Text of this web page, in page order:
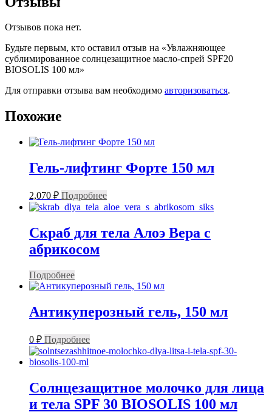
Отзывов пока нет.
Будьте первым, кто оставил отзыв на «Увлажняющее
сублимированное солнцезащитное масло-спрей SPF20
BIOSOLIS 100 мл»
Для отправки отзыва вам необходимо авторизоваться.
Похожие
Гель-лифтинг Форте 150 мл
2,070 ₽ Подробнее
Скраб для тела Алоэ Вера с
абрикосом
Подробнее
Антикуперозный гель, 150 мл
0 ₽ Подробнее
Солнцезащитное молочко для лица
и тела SPF 30 BIOSOLIS 100 мл